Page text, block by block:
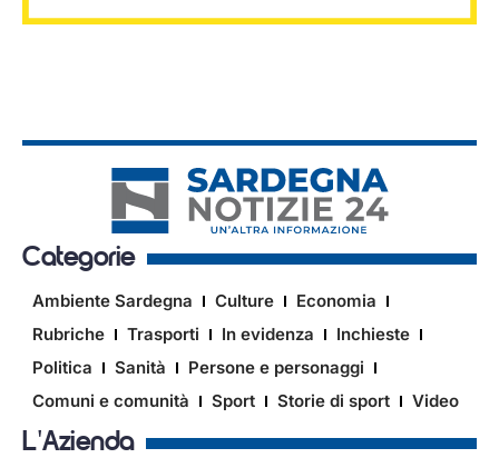
Categorie
Ambiente Sardegna Culture
Economia
Rubriche
Trasporti In evidenza
Inchieste
Politica
Sanità
Persone e personaggi
Comuni e comunità
Sport Storie di sport Video
L'Azienda